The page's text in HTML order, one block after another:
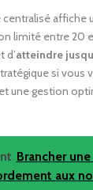
centralisé affiche
limité entre 20
d’atteindre
si vous
une gestion
Brancher
aux